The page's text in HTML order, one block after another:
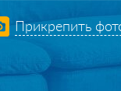
Прикрепить